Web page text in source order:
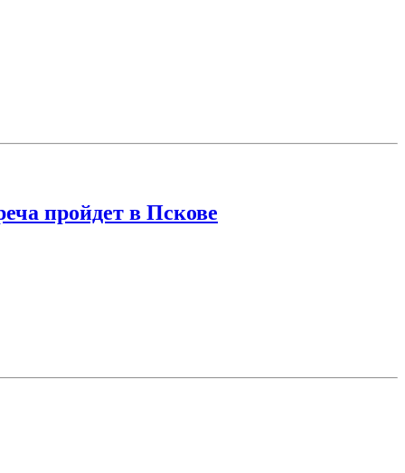
пройдет в Пскове